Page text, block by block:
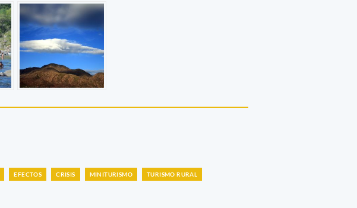
EFECTOS CRISIS MINITURISMO TURISMO RURAL